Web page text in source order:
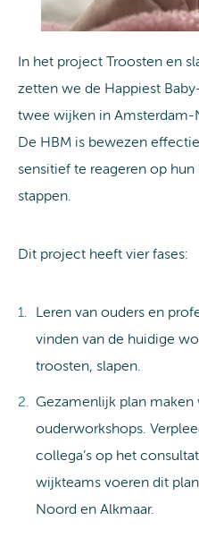
In het project Troosten en
zetten we de Happiest
twee wijken in Amsterdam-
De HBM is bewezen
sensitief te reageren op
stappen.
Dit project heeft vier fases:
Leren van ouders en
vinden van de huidige
troosten, slapen.
Gezamenlijk plan maken
ouderworkshops.
collega’s op het
wijkteams voeren dit
Noord en Alkmaar.